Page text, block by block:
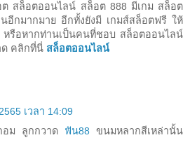
ต สล็อตออนไลน์ สล็อต 888 มีเกม สล็อต
นอีกมากมาย อีกทั้งยังมี เกมส์สล็อตฟรี ให้
หรือหากท่านเป็นคนที่ชอบ สล็อตออนไลน์
ด คลิกที่นี่ สล็อตออนไลน์
เวลา 14:09
อม ลูกกวาด ฟัน88 ขนมหลากสีเหล่านั้น